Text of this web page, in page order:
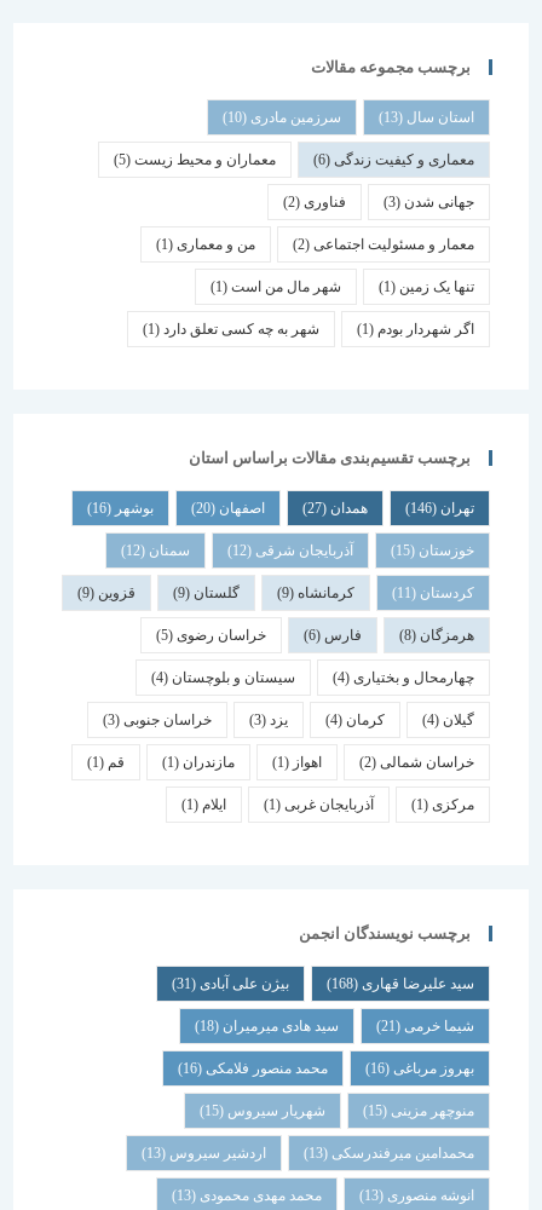
برچسب مجموعه مقالات
استان سال(13) سرزمین مادری(10)
معماری و کیفیت زندگی(6) معماران و محیط زیست(5)
جهانی شدن(3) فناوری (2)
معمار و مسئولیت اجتماعی (2) من و معماری (1)
تنها یک زمین(1) شهر مال من است(1)
اگر شهردار بودم (1) شهر به چه کسی تعلق دارد(1)
برچسب تقسیم‌بندی مقالات براساس استان
همدان اصفهان (20) بوشهر
خوزستان(15) آذربایجان شرقی(12) سمنان (12)
کردستان(11) کرمانشاه(9) گلستان (9) قزوین
هرمزگان(8) فارس خراسان رضوی(5)
چهارمحال و بختیاری (4) سیستان و بلوچستان(4)
کرمان یزد خراسان جنوبی(3)
خراسان شمالی(2) اهواز مازندران(1) قم
(1) آذربایجان غربی(1) ایلام
برچسب نویسندگان انجمن
سید علیرضا قهاری(168) بیژن علی آبادی(31)
شیما خرمی(21) سید هادی میرمیران(18)
بهروز مرباغی (16) محمد منصور فلامکی (16)
منوچهر مزینی(15) شهریار سیروس(15)
محمدامین میرفندرسکی(13) اردشیر سیروس(13)
انوشه منصوری(13) محمد مهدی محمودی(13)